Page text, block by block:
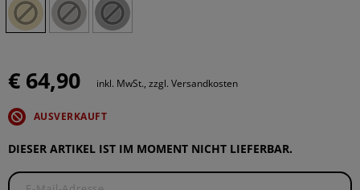
€ 64,90 inkl. MwSt., zzgl. Versandkosten
AUSVERKAUFT
DIESER ARTIKEL IST IM MOMENT NICHT LIEFERBAR.